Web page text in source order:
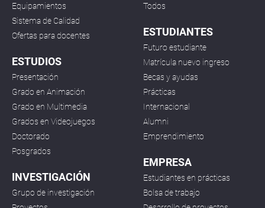
Equipamientos
Sistema de Calidad
Ofertas para docentes
ESTUDIOS
Presentación
Grado en Animación
Grado en Multimedia
Grados en Videojuegos
Doctorado
Posgrados
INVESTIGACIÓN
Grupo de investigación
Todos
ESTUDIANTES
Futuro estudiante
Matrícula nuevo ingreso
Becas y ayudas
Prácticas
Internacional
Alumni
Emprendimiento
EMPRESA
Estudiantes en prácticas
Bolsa de trabajo